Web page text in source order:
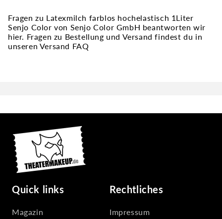
Fragen zu Latexmilch farblos hochelastisch 1Liter
Senjo Color von Senjo Color GmbH beantworten wir
hier. Fragen zu Bestellung und Versand findest du in
unseren Versand FAQ
Quick links
Magazin
Rechtliches
Impressum